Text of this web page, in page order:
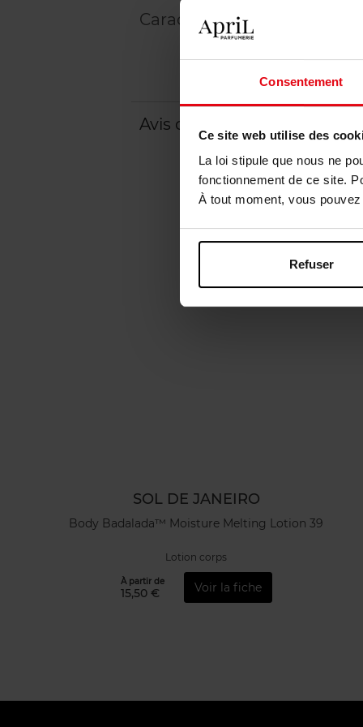
Consentement
Ce site web utilise des
La loi stipule que nous ne
fonctionnement de ce site.
À tout moment, vous
Refuser
Caractéristiques
Avis client
SOL DE JANEIRO
Body Badalada™ Moisture Melting Lotion 39
Lotion corps
À partir de
15,50 € Voir la fiche